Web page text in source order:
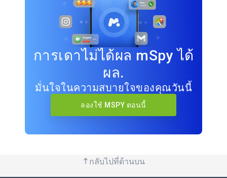
การเดาไม่ได้ผล mSpy ได้
ผล.
มั่นใจในความสบายใจของคุณวันนี้
ลองใช้ MSPY ตอนนี้
กลับไปที่ด้านบน